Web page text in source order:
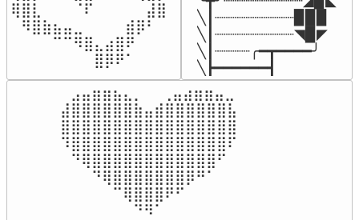
⢿⣿⣇⠀⠀⠀⠈⠏⠀⠀⠀⠀⠀⣼⣿⠀
⠀⠻⣿⣷⣦⣤⣀⠀⠀⠀⠀⣾⡿⠃⠀
⠀⠀⠀⠀⠉⠉⠻⣿⣄⣴⣿⠟⠀⠀⠀
⠀⠀⠀⠀⠀⠀⠀⠀⣿⡿⠟⠁⠀⠀⠀⠀
╲┃┈┈┈┈┈┈┈┈┈▉▉▉
╲┃┈┈┈┈┈┈┈┈┈◥▉◤
╲┃┈┈┈┈╭━┳━━━━╯
╲┣━━━━━━┫﻿
⠀⣠⣤⣶⣶⣦⣄⡀  ⠀⢀⣤⣴⣶⣶⣤⣀⠀
⣼⣿⣿⣿⣿⣿⣿⣷⣤⣾⣿⣿⣿⣿⣿⣿⣧
⣿⣿⣿⣿⣿⣿⣿⣿⣿⣿⣿⣿⣿⣿⣿⣿⣿
⠹⣿⣿⣿⣿⣿⣿⣿⣿⣿⣿⣿⣿⣿⣿⣿⠏
⠀⠙⢿⣿⣿⣿⣿⣿⣿⣿⣿⣿⣿⣿⣿⠋⠀
⠀⠀⠀⠙⢿⣿⣿⣿⣿⣿⣿⣿⡿⠛⠁⠀⠀
⠀⠀⠀⠀⠀⠉⢿⣿⣿⣿⠟⠋⠀⠀⠀⠀⠀
⠀⠀⠀⠀⠀⠀⠀⠙⠻⠁⠀⠀⠀⠀⠀⠀⠀⠀⠀⠀⠀⠀⠀